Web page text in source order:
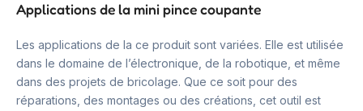
Applications de la mini pince coupante
Les applications de la ce produit sont variées. Elle est utilisée
dans le domaine de l’électronique, de la robotique, et même
dans des projets de bricolage. Que ce soit pour des
réparations, des montages ou des créations, cet outil est